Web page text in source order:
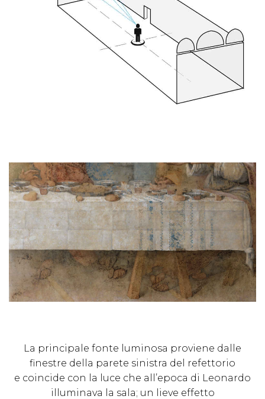
La principale fonte luminosa proviene dalle
finestre della parete sinistra del refettorio
e coincide con la luce che all’epoca di Leonardo
illuminava la sala; un lieve effetto